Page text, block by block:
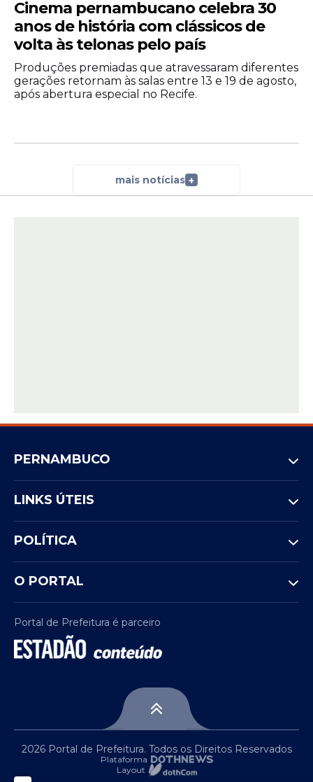
Cinema pernambucano celebra 30
anos de história com clássicos de
volta às telonas pelo país
Produções premiadas que atravessaram diferentes
gerações retornam às salas entre 13 e 19 de agosto,
após abertura especial no Recife.
mais notícias +
PERNAMBUCO
LINKS ÚTEIS
POLÍTICA
O PORTAL
Portal de Prefeitura é parceiro
2026 Portal de Prefeitura. Todos os Direitos Reservados
Plataforma
Layout